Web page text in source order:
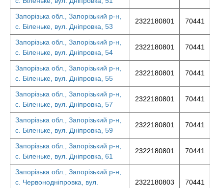
Запорізька обл., Запорізький р-н,
с. Біленьке, вул. Дніпровка, 53
2322180801 70441
Запорізька обл., Запорізький р-н,
с. Біленьке, вул. Дніпровка, 54
2322180801 70441
Запорізька обл., Запорізький р-н,
с. Біленьке, вул. Дніпровка, 55
2322180801 70441
Запорізька обл., Запорізький р-н,
с. Біленьке, вул. Дніпровка, 57
2322180801 70441
Запорізька обл., Запорізький р-н,
с. Біленьке, вул. Дніпровка, 59
2322180801 70441
Запорізька обл., Запорізький р-н,
с. Біленьке, вул. Дніпровка, 61
2322180801 70441
Запорізька обл., Запорізький р-н,
с. Червонодніпровка, вул.
2322180803 70441